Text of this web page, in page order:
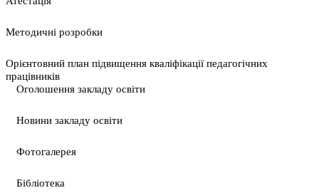
Методичні розробки
Орієнтовний план підвищення кваліфікації педагогічних
працівників
Оголошення закладу освіти
Новини закладу освіти
Фотогалерея
Бібліотека